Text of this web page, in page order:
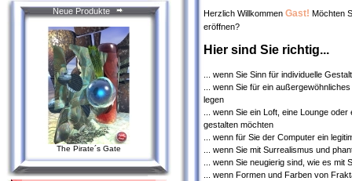
Neue Produkte
The Pirate´s Gate
Herzlich Willkommen Gast! Möchten
eröffnen?
Hier sind Sie richtig...
... wenn Sie Sinn für individuelle
... wenn Sie für ein
legen
... wenn Sie ein Loft, eine Lounge
gestalten möchten
... wenn für Sie der Computer ein
... wenn Sie mit Surrealismus und
... wenn Sie neugierig sind, wie es
... wenn Formen und Farben von